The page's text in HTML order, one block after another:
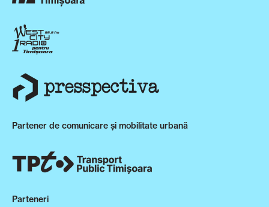
Partener de comunicare și mobilitate urbană
Parteneri